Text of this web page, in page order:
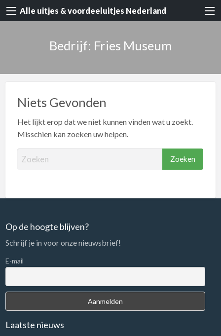
Alle uitjes & voordeeluitjes Nederland
Bedrijf: Fries Museum
Niets Gevonden
Het lijkt erop dat we niet kunnen vinden wat u zoekt.
Misschien kan zoeken uw helpen.
e
n
a
r
Op de hoogte blijven?
Schrijf je in voor onze nieuwsbrief!
E-mail
Laatste nieuws